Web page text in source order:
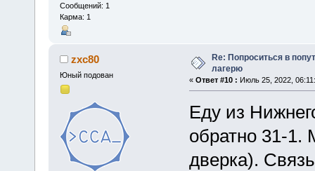
Сообщений: 1
Карма: 1
zxc80
Юный подован
Re: Попроситься в
лагерю
« Ответ #10 : Июль 25, 2022,
Еду из
обратно 31-1.
дверка).